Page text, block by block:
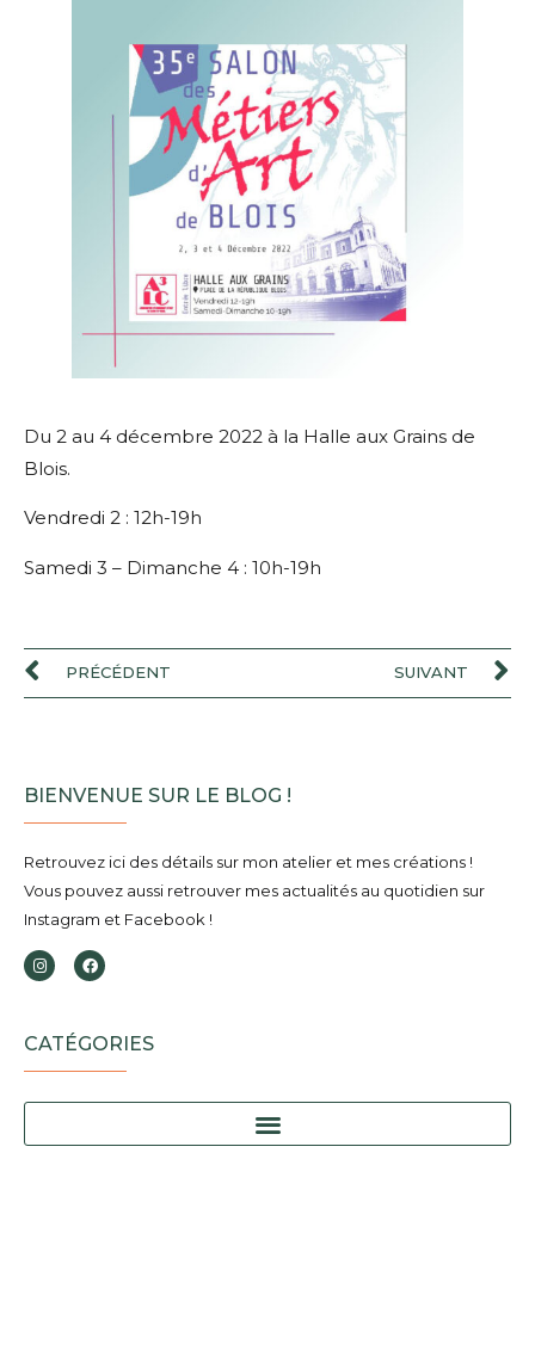
Du 2 au 4 décembre 2022 à la Halle aux Grains de
Blois.
Vendredi 2 : 12h-19h
Samedi 3 – Dimanche 4 : 10h-19h
PRÉCÉDENT SUIVANT
BIENVENUE SUR LE BLOG !
Retrouvez ici des détails sur mon atelier et mes créations !
Vous pouvez aussi retrouver mes actualités au quotidien sur
Instagram et Facebook !
CATÉGORIES